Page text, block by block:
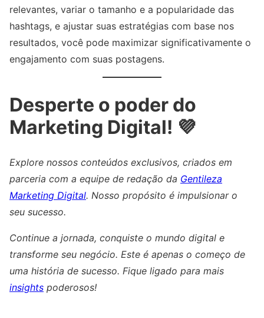
relevantes, variar o tamanho e a popularidade das
hashtags, e ajustar suas estratégias com base nos
resultados, você pode maximizar significativamente o
engajamento com suas postagens.
Desperte o poder do
Marketing Digital! 💜
Explore nossos conteúdos exclusivos, criados em
parceria com a equipe de redação da Gentileza
Marketing Digital. Nosso propósito é impulsionar o
seu sucesso.
Continue a jornada, conquiste o mundo digital e
transforme seu negócio. Este é apenas o começo de
uma história de sucesso. Fique ligado para mais
insights poderosos!